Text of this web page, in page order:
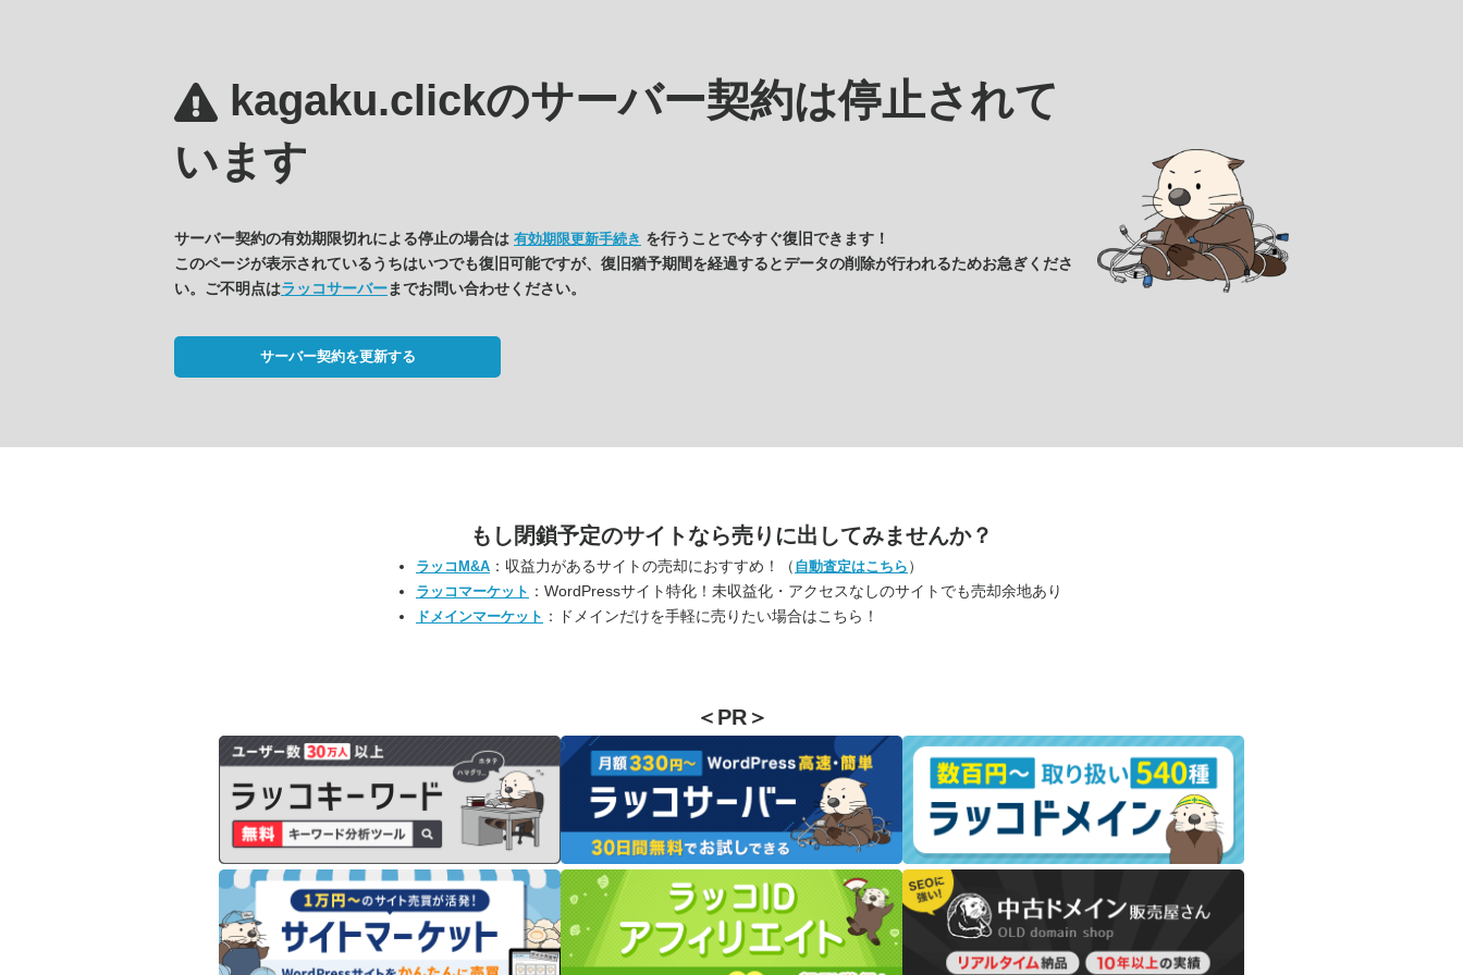
kagaku.clickのサーバー契約は停止されて
います
サーバー契約の有効期限切れによる停止の場合は 有効期限更新手続き を行うことで今すぐ復旧できます！
このページが表示されているうちはいつでも復旧可能ですが、復旧猶予期間を経過するとデータの削除が行われるためお急ぎくださ
い。ご不明点はラッコサーバーまでお問い合わせください。
サーバー契約を更新する
もし閉鎖予定のサイトなら売りに出してみませんか？
ラッコM&A ：収益力があるサイトの売却におすすめ！（ 自動査定はこちら ）
ラッコマーケット ：WordPressサイト特化！未収益化・アクセスなしのサイトでも売却余地あり
ドメインマーケット ：ドメインだけを手軽に売りたい場合はこちら！
＜PR＞